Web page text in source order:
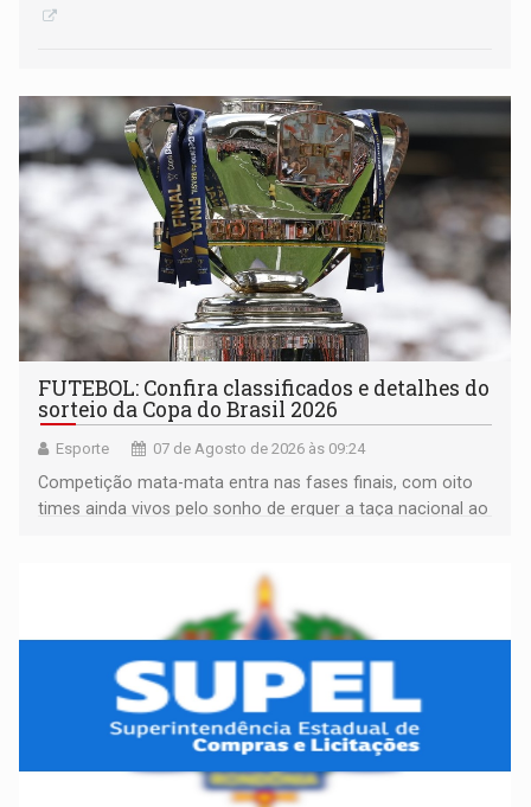
FUTEBOL: Confira classificados e detalhes do
sorteio da Copa do Brasil 2026
Esporte 07 de Agosto de 2026 às 09:24
Competição mata-mata entra nas fases finais, com oito
times ainda vivos pelo sonho de erguer a taça nacional ao